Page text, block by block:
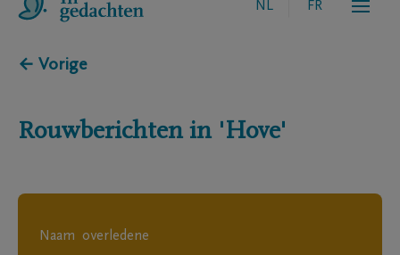
NL FR
← Vorige
Rouwberichten in 'Hove'